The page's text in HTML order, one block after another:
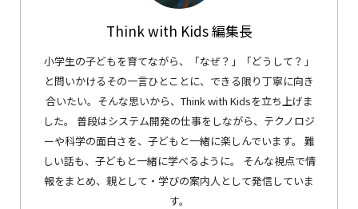
Think with Kids 編集長
小学生の子どもを育てながら、「なぜ？」「どうして？」
と問いかけるその一言ひとことに、できる限り丁寧に向き
合いたい。そんな思いから、Think with Kidsを立ち上げま
した。 普段はシステム開発の仕事をしながら、テクノロジ
ーや科学の面白さを、子どもと一緒に楽しんでいます。 難
しい話も、子どもと一緒に学べるように。 そんな視点で情
報をまとめ、親として・学びの案内人として発信していま
す。